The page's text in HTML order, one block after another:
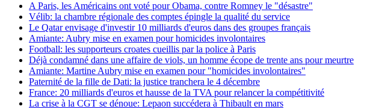
A Paris, les Américains ont voté pour Obama, contre Romney le "désastre"
Vélib: la chambre régionale des comptes épingle la qualité du service
Le Qatar envisage d'investir 10 milliards d'euros dans des groupes français
Amiante: Aubry mise en examen pour homicides involontaires
Football: les supporteurs croates cueillis par la police à Paris
Déjà condamné dans une affaire de viols, un homme écope de trente ans pour meurtre
Amiante: Martine Aubry mise en examen pour "homicides involontaires"
Paternité de la fille de Dati: la justice tranchera le 4 décembre
France: 20 milliards d'euros et hausse de la TVA pour relancer la compétitivité
La crise à la CGT se dénoue: Lepaon succédera à Thibault en mars